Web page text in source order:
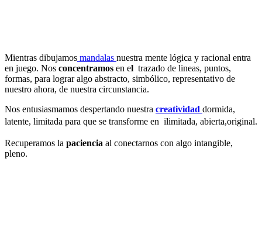
Mientras dibujamos mandalas nuestra mente lógica y racional entra
en juego. Nos concentramos en el trazado de lineas, puntos,
formas, para lograr algo abstracto, simbólico, representativo de
nuestro ahora, de nuestra circunstancia.
Nos entusiasmamos despertando nuestra creatividad dormida,
latente, limitada para que se transforme en ilimitada, abierta,original.
Recuperamos la paciencia al conectarnos con algo intangible,
pleno.